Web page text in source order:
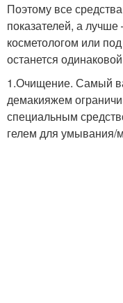
Поэтому все
показателей, а лучше
косметологом или
останется
1.Очищение. Самый
демакияжем
специальным
гелем для умывания/